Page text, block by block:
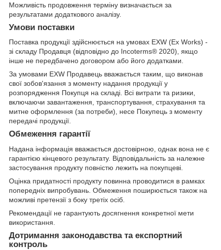
Можливість продовження терміну визначається за
результатами додаткового аналізу.
Умови поставки
Поставка продукції здійснюється на умовах EXW (Ex Works) -
зі складу Продавця (відповідно до Incoterms® 2020), якщо
інше не передбачено договором або його додатками.
За умовами EXW Продавець вважається таким, що виконав
свої зобов'язання з моменту надання продукції у
розпорядження Покупця на складі. Всі витрати та ризики,
включаючи завантаження, транспортування, страхування та
митне оформлення (за потреби), несе Покупець з моменту
передачі продукції.
Обмеження гарантії
Надана інформація вважається достовірною, однак вона не є
гарантією кінцевого результату. Відповідальність за належне
застосування продукту повністю лежить на покупцеві.
Оцінка придатності продукту повинна проводитися в рамках
попередніх випробувань. Обмеження поширюється також на
можливі претензії з боку третіх осіб.
Рекомендації не гарантують досягнення конкретної мети
використання.
Дотримання законодавства та експортний
контроль